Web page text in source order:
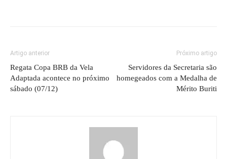
Artigo anterior
Regata Copa BRB da Vela
Adaptada acontece no próximo
sábado (07/12)
Próximo artigo
Servidores da Secretaria são
homegeados com a Medalha de
Mérito Buriti